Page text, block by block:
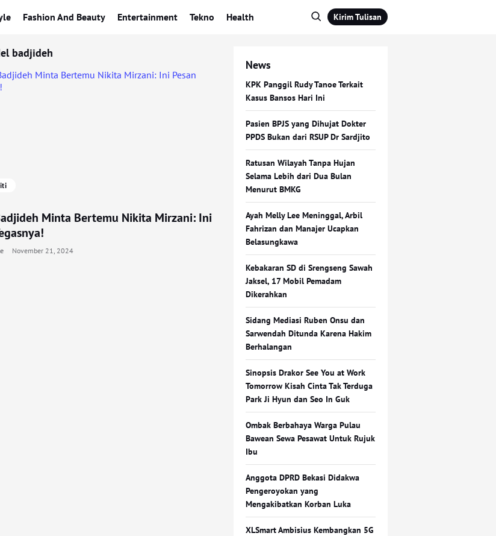
Fashion And Beauty Entertainment Tekno Health Kirim Tulisan
badjideh
Minta Bertemu Nikita Mirzani: Ini
November 21, 2024
News
KPK Panggil Rudy Tanoe Terkait
Kasus Bansos Hari Ini
Pasien BPJS yang Dihujat Dokter
PPDS Bukan dari RSUP Dr Sardjito
Ratusan Wilayah Tanpa Hujan
Selama Lebih dari Dua Bulan
Menurut BMKG
Ayah Melly Lee Meninggal, Arbil
Fahrizan dan Manajer Ucapkan
Belasungkawa
Kebakaran SD di Srengseng Sawah
Jaksel, 17 Mobil Pemadam
Dikerahkan
Sidang Mediasi Ruben Onsu dan
Sarwendah Ditunda Karena Hakim
Berhalangan
Sinopsis Drakor See You at Work
Tomorrow Kisah Cinta Tak Terduga
Park Ji Hyun dan Seo In Guk
Ombak Berbahaya Warga Pulau
Bawean Sewa Pesawat Untuk Rujuk
Ibu
Anggota DPRD Bekasi Didakwa
Pengeroyokan yang
Mengakibatkan Korban Luka
XLSmart Ambisius Kembangkan 5G